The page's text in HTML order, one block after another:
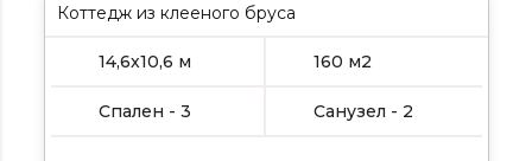
Коттедж из клееного бруса
14,6х10,6 м 160 м2
Спален - 3 Санузел - 2